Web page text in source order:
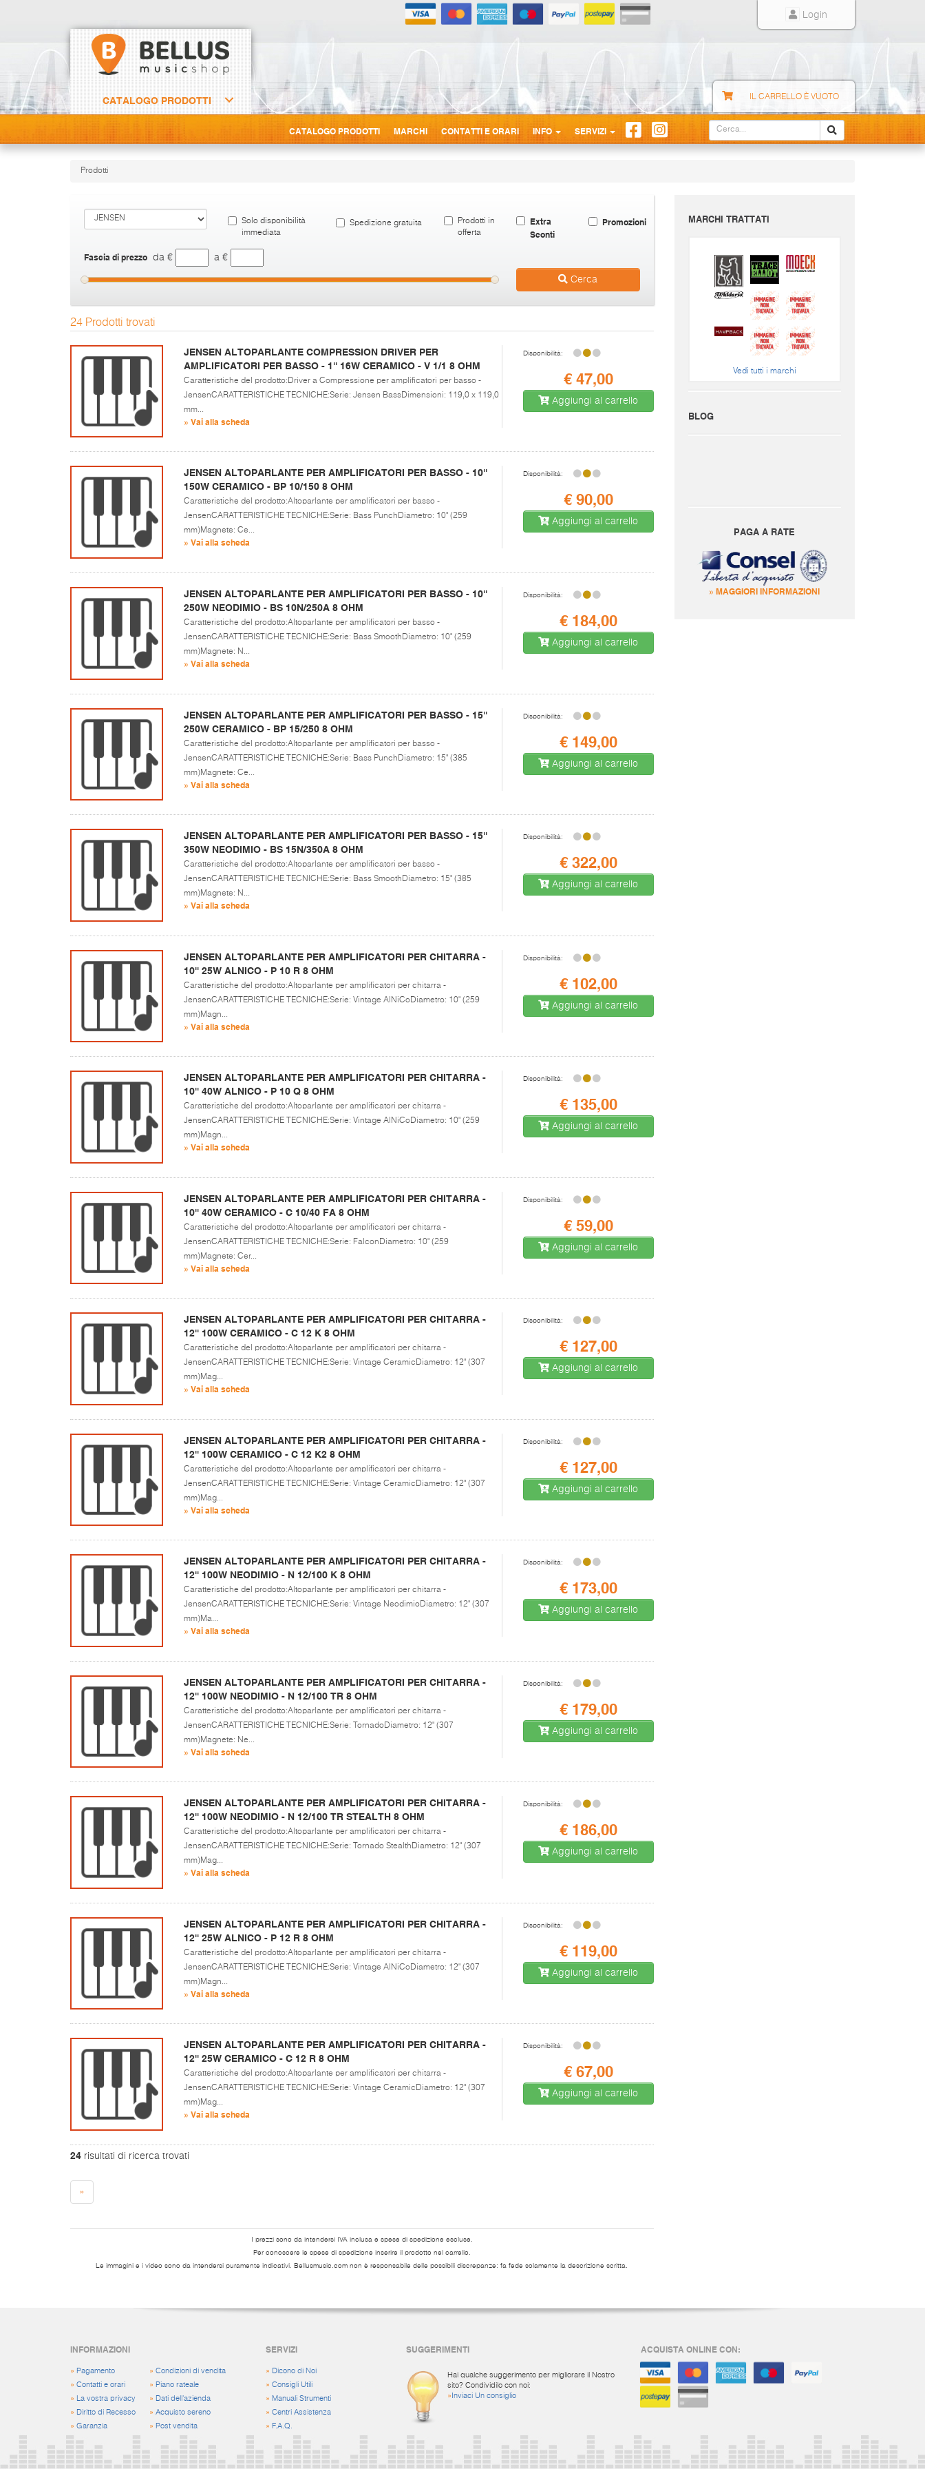
Login
CATALOGO PRODOTTI IL CARRELLO È VUOTO
CATALOGO PRODOTTI MARCHI CONTATTI E ORARI INFO SERVIZI
Prodotti
Solo disponibilità
immediata
Spedizione gratuita
Prodotti in
offerta
Extra
Sconti
Promozioni
Fascia di prezzo da € a €
Cerca
24 Prodotti trovati
JENSEN ALTOPARLANTE COMPRESSION DRIVER PER
AMPLIFICATORI PER BASSO - 1'' 16W CERAMICO - V 1/1 8 OHM
Caratteristiche del prodotto:Driver a Compressione per amplificatori per basso -
JensenCARATTERISTICHE TECNICHE:Serie: Jensen BassDimensioni: 119,0 x 119,0
mm...
» Vai alla scheda
Disponibilità:
€ 47,00
Aggiungi al carrello
JENSEN ALTOPARLANTE PER AMPLIFICATORI PER BASSO - 10''
150W CERAMICO - BP 10/150 8 OHM
Caratteristiche del prodotto:Altoparlante per amplificatori per basso -
JensenCARATTERISTICHE TECNICHE:Serie: Bass PunchDiametro: 10" (259
mm)Magnete: Ce...
» Vai alla scheda
Disponibilità:
€ 90,00
Aggiungi al carrello
JENSEN ALTOPARLANTE PER AMPLIFICATORI PER BASSO - 10''
250W NEODIMIO - BS 10N/250A 8 OHM
Caratteristiche del prodotto:Altoparlante per amplificatori per basso -
JensenCARATTERISTICHE TECNICHE:Serie: Bass SmoothDiametro: 10" (259
mm)Magnete: N...
» Vai alla scheda
Disponibilità:
€ 184,00
Aggiungi al carrello
JENSEN ALTOPARLANTE PER AMPLIFICATORI PER BASSO - 15''
250W CERAMICO - BP 15/250 8 OHM
Caratteristiche del prodotto:Altoparlante per amplificatori per basso -
JensenCARATTERISTICHE TECNICHE:Serie: Bass PunchDiametro: 15" (385
mm)Magnete: Ce...
» Vai alla scheda
Disponibilità:
€ 149,00
Aggiungi al carrello
JENSEN ALTOPARLANTE PER AMPLIFICATORI PER BASSO - 15''
350W NEODIMIO - BS 15N/350A 8 OHM
Caratteristiche del prodotto:Altoparlante per amplificatori per basso -
JensenCARATTERISTICHE TECNICHE:Serie: Bass SmoothDiametro: 15" (385
mm)Magnete: N...
» Vai alla scheda
Disponibilità:
€ 322,00
Aggiungi al carrello
JENSEN ALTOPARLANTE PER AMPLIFICATORI PER CHITARRA -
10'' 25W ALNICO - P 10 R 8 OHM
Caratteristiche del prodotto:Altoparlante per amplificatori per chitarra -
JensenCARATTERISTICHE TECNICHE:Serie: Vintage AlNiCoDiametro: 10" (259
mm)Magn...
» Vai alla scheda
Disponibilità:
€ 102,00
Aggiungi al carrello
JENSEN ALTOPARLANTE PER AMPLIFICATORI PER CHITARRA -
10'' 40W ALNICO - P 10 Q 8 OHM
Caratteristiche del prodotto:Altoparlante per amplificatori per chitarra -
JensenCARATTERISTICHE TECNICHE:Serie: Vintage AlNiCoDiametro: 10" (259
mm)Magn...
» Vai alla scheda
Disponibilità:
€ 135,00
Aggiungi al carrello
JENSEN ALTOPARLANTE PER AMPLIFICATORI PER CHITARRA -
10'' 40W CERAMICO - C 10/40 FA 8 OHM
Caratteristiche del prodotto:Altoparlante per amplificatori per chitarra -
JensenCARATTERISTICHE TECNICHE:Serie: FalconDiametro: 10" (259
mm)Magnete: Cer...
» Vai alla scheda
Disponibilità:
€ 59,00
Aggiungi al carrello
JENSEN ALTOPARLANTE PER AMPLIFICATORI PER CHITARRA -
12'' 100W CERAMICO - C 12 K 8 OHM
Caratteristiche del prodotto:Altoparlante per amplificatori per chitarra -
JensenCARATTERISTICHE TECNICHE:Serie: Vintage CeramicDiametro: 12" (307
mm)Mag...
» Vai alla scheda
Disponibilità:
€ 127,00
Aggiungi al carrello
JENSEN ALTOPARLANTE PER AMPLIFICATORI PER CHITARRA -
12'' 100W CERAMICO - C 12 K2 8 OHM
Caratteristiche del prodotto:Altoparlante per amplificatori per chitarra -
JensenCARATTERISTICHE TECNICHE:Serie: Vintage CeramicDiametro: 12" (307
mm)Mag...
» Vai alla scheda
Disponibilità:
€ 127,00
Aggiungi al carrello
JENSEN ALTOPARLANTE PER AMPLIFICATORI PER CHITARRA -
12'' 100W NEODIMIO - N 12/100 K 8 OHM
Caratteristiche del prodotto:Altoparlante per amplificatori per chitarra -
JensenCARATTERISTICHE TECNICHE:Serie: Vintage NeodimioDiametro: 12" (307
mm)Ma...
» Vai alla scheda
Disponibilità:
€ 173,00
Aggiungi al carrello
JENSEN ALTOPARLANTE PER AMPLIFICATORI PER CHITARRA -
12'' 100W NEODIMIO - N 12/100 TR 8 OHM
Caratteristiche del prodotto:Altoparlante per amplificatori per chitarra -
JensenCARATTERISTICHE TECNICHE:Serie: TornadoDiametro: 12" (307
mm)Magnete: Ne...
» Vai alla scheda
Disponibilità:
€ 179,00
Aggiungi al carrello
JENSEN ALTOPARLANTE PER AMPLIFICATORI PER CHITARRA -
12'' 100W NEODIMIO - N 12/100 TR STEALTH 8 OHM
Caratteristiche del prodotto:Altoparlante per amplificatori per chitarra -
JensenCARATTERISTICHE TECNICHE:Serie: Tornado StealthDiametro: 12" (307
mm)Mag...
» Vai alla scheda
Disponibilità:
€ 186,00
Aggiungi al carrello
JENSEN ALTOPARLANTE PER AMPLIFICATORI PER CHITARRA -
12'' 25W ALNICO - P 12 R 8 OHM
Caratteristiche del prodotto:Altoparlante per amplificatori per chitarra -
JensenCARATTERISTICHE TECNICHE:Serie: Vintage AlNiCoDiametro: 12" (307
mm)Magn...
» Vai alla scheda
Disponibilità:
€ 119,00
Aggiungi al carrello
JENSEN ALTOPARLANTE PER AMPLIFICATORI PER CHITARRA -
12'' 25W CERAMICO - C 12 R 8 OHM
Caratteristiche del prodotto:Altoparlante per amplificatori per chitarra -
JensenCARATTERISTICHE TECNICHE:Serie: Vintage CeramicDiametro: 12" (307
mm)Mag...
» Vai alla scheda
Disponibilità:
€ 67,00
Aggiungi al carrello
24 risultati di ricerca trovati
»
I prezzi sono da intendersi IVA inclusa e spese di spedizione escluse.
Per conoscere le spese di spedizione inserire il prodotto nel carrello.
Le immagini e i video sono da intendersi puramente indicativi. Bellusmusic.com non è responsabile delle possibili discrepanze: fa fede solamente la descrizione scritta.
MARCHI TRATTATI
Vedi tutti i marchi
BLOG
PAGA A RATE
» MAGGIORI INFORMAZIONI
INFORMAZIONI
» Pagamento
» Contatti e orari
»
La vostra privacy
» Diritto di Recesso
» Garanzia
» Condizioni di vendita
» Piano rateale
» Dati dell'azienda
» Acquisto sereno
» Post vendita
SERVIZI
» Dicono di Noi
»Consigli Utili
» Manuali Strumenti
»Centri Assistenza
» F.A.Q.
SUGGERIMENTI
Hai qualche suggerimento per migliorare il Nostro
sito? Condividilo con noi:
» Inviaci Un consiglio
ACQUISTA ONLINE CON: